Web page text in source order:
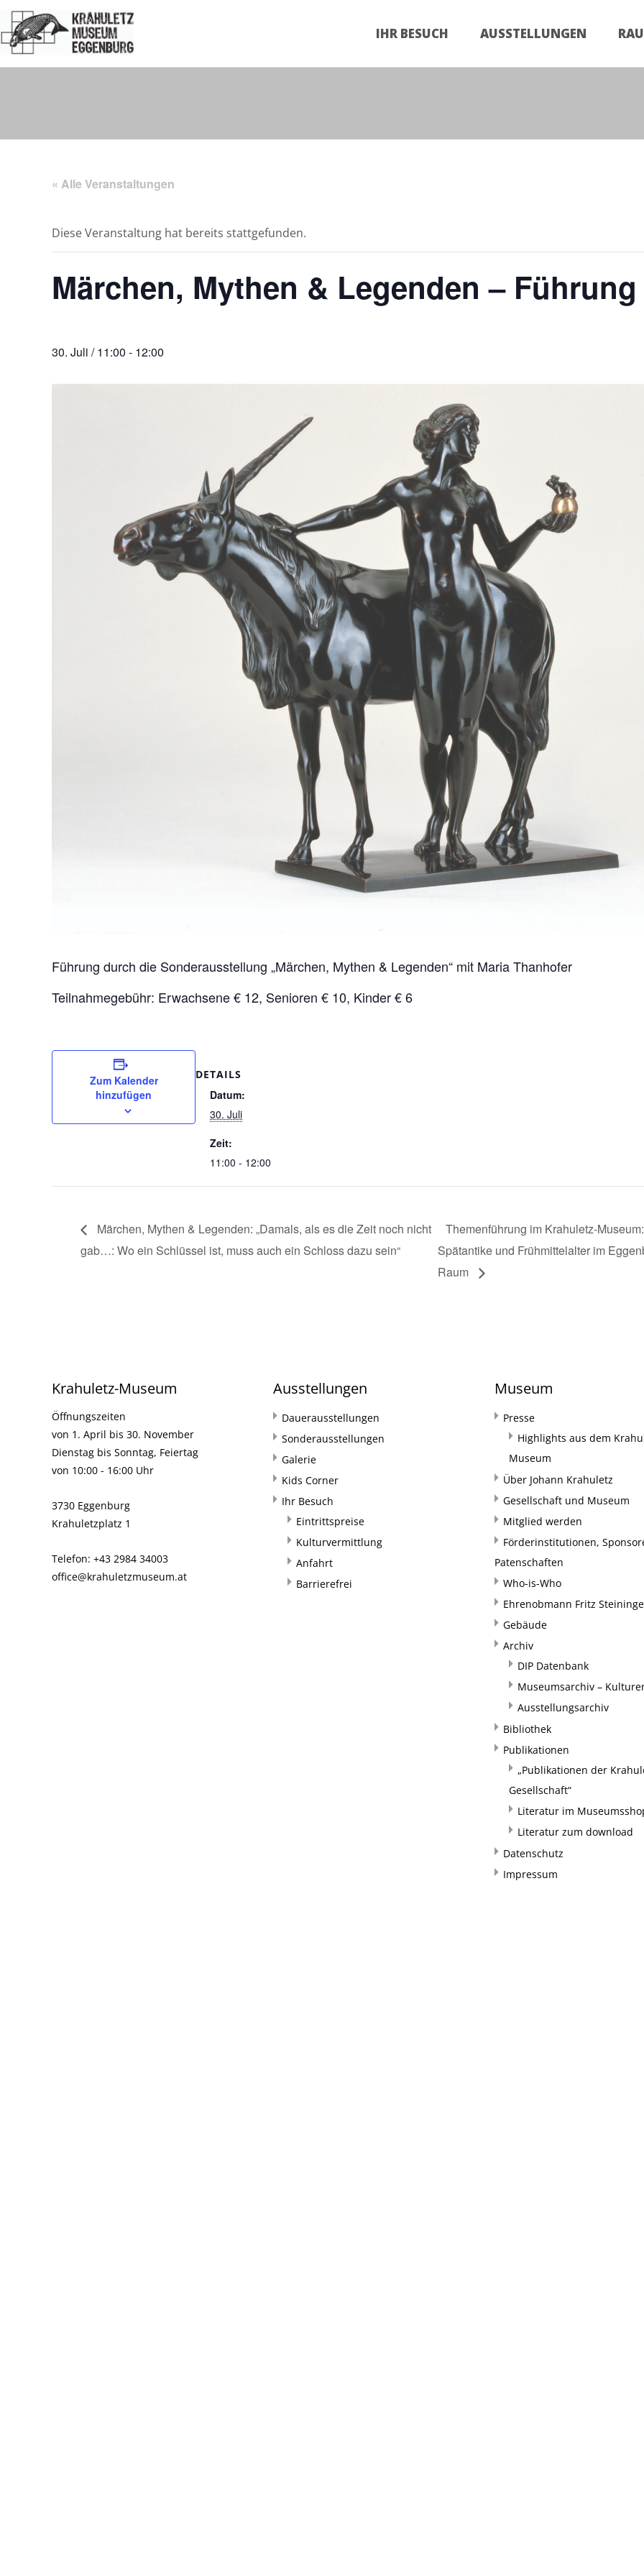
Inhalt
IHR BESUCH AUSSTELLUNGEN
« Alle Veranstaltungen
Diese Veranstaltung hat bereits stattgefunden.
Märchen, Mythen & Legenden – Führung
30. Juli / 11:00 - 12:00
Führung durch die Sonderausstellung „Märchen, Mythen & Legenden“ mit Maria Thanhofer
Teilnahmegebühr: Erwachsene € 12, Senioren € 10, Kinder € 6
Zum Kalender
hinzufügen
DETAILS
Datum:
30. Juli
Zeit:
11:00 - 12:00
Märchen, Mythen & Legenden: „Damals, als es die Zeit noch nicht
gab…: Wo ein Schlüssel ist, muss auch ein Schloss dazu sein“
Themenführung im Krahuletz-Museum:
Spätantike und Frühmittelalter im
Raum
Krahuletz-Museum
Öffnungszeiten
von 1. April bis 30. November
Dienstag bis Sonntag, Feiertag
von 10:00 - 16:00 Uhr
3730 Eggenburg
Krahuletzplatz 1
Telefon: +43 2984 34003
office@krahuletzmuseum.at
Ausstellungen
Dauerausstellungen
Sonderausstellungen
Galerie
Kids Corner
Ihr Besuch
Eintrittspreise
Kulturvermittlung
Anfahrt
Barrierefrei
Museum
Presse
Highlights aus dem
Museum
Über Johann Krahuletz
Gesellschaft und Museum
Mitglied werden
Förderinstitutionen,
Patenschaften
Who-is-Who
Ehrenobmann Fritz
Gebäude
Archiv
DIP Datenbank
Museumsarchiv –
Ausstellungsarchiv
Bibliothek
Publikationen
„Publikationen der
Gesellschaft“
Literatur im
Literatur zum download
Datenschutz
Impressum